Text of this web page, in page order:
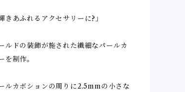
きあふれるアクセサリーに?」
ルドの装飾が施された繊細なパールカ
を制作。
ルカボションの周りに2.5mmの小さな